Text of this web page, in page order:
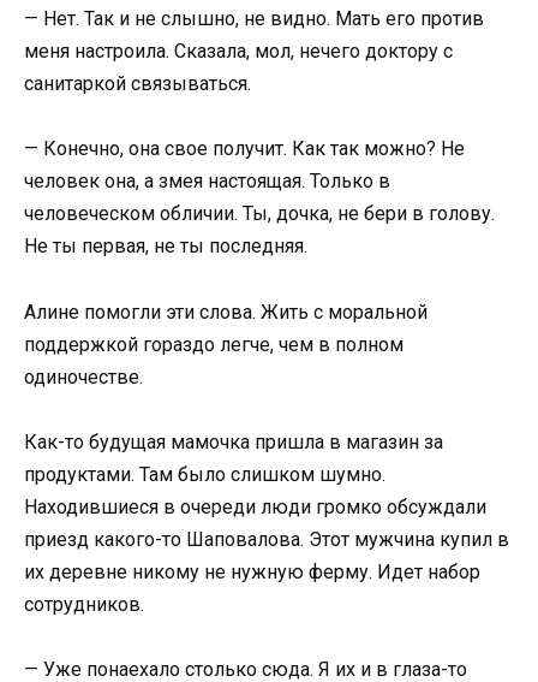
— Нет. Так и не слышно, не видно. Мать его против
меня настроила. Сказала, мол, нечего доктору с
санитаркой связываться.
— Конечно, она свое получит. Как так можно? Не
человек она, а змея настоящая. Только в
человеческом обличии. Ты, дочка, не бери в голову.
Не ты первая, не ты последняя.
Алине помогли эти слова. Жить с моральной
поддержкой гораздо легче, чем в полном
одиночестве.
Как-то будущая мамочка пришла в магазин за
продуктами. Там было слишком шумно.
Находившиеся в очереди люди громко обсуждали
приезд какого-то Шаповалова. Этот мужчина купил в
их деревне никому не нужную ферму. Идет набор
сотрудников.
— Уже понаехало столько сюда. Я их и в глаза-то